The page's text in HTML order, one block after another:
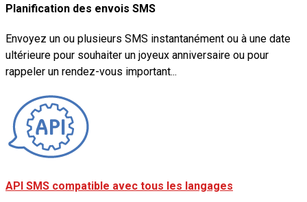
Planification des envois SMS
Envoyez un ou plusieurs SMS instantanément ou à une date
ultérieure pour souhaiter un joyeux anniversaire ou pour
rappeler un rendez-vous important...
API SMS compatible avec tous les langages